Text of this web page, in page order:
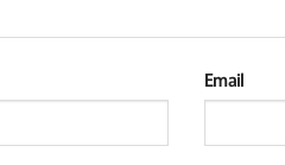
Email